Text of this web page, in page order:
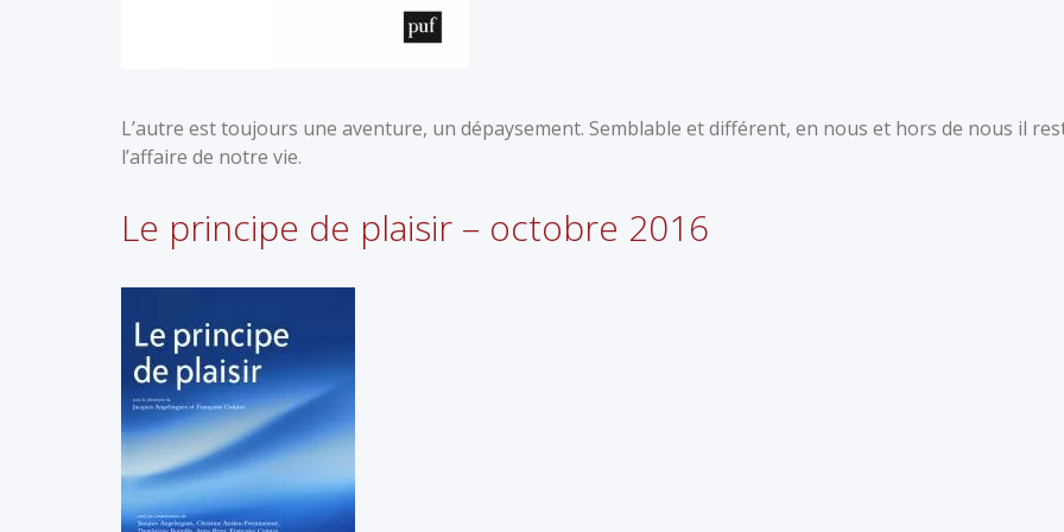
L’autre est toujours une aventure, un dépaysement. Semblable et différent, en nous et hors de nous il
l’affaire de notre vie.
Le principe de plaisir – octobre 2016